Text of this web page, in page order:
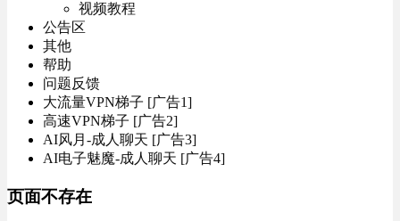
视频教程
公告区
其他
帮助
问题反馈
大流量VPN梯子 [广告1]
高速VPN梯子 [广告2]
AI风月-成人聊天 [广告3]
AI电子魅魔-成人聊天 [广告4]
页面不存在